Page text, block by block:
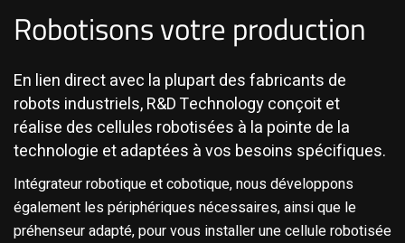
Robotisons votre production
En lien direct avec la plupart des fabricants de
robots industriels, R&D Technology conçoit et
réalise des cellules robotisées à la pointe de la
technologie et adaptées à vos besoins spécifiques.
Intégrateur robotique et cobotique, nous développons
également les périphériques nécessaires, ainsi que le
préhenseur adapté, pour vous installer une cellule robotisée